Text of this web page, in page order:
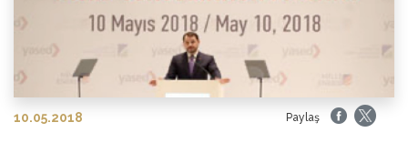
10.05.2018 Paylaş